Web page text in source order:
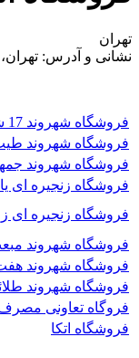
تهران
نشانی و آدرس: تهران،
فروشگاه شهروند 17 شهریور
فروشگاه شهروند
فروشگاه شهروند
فروشگاه زنجیره ای
فروشگاه زنجیره ای
فروشگاه شهروند
فروشگاه شهروند
فروشگاه شهروند
فروگاه تعاونی
فروشگاه اتکا